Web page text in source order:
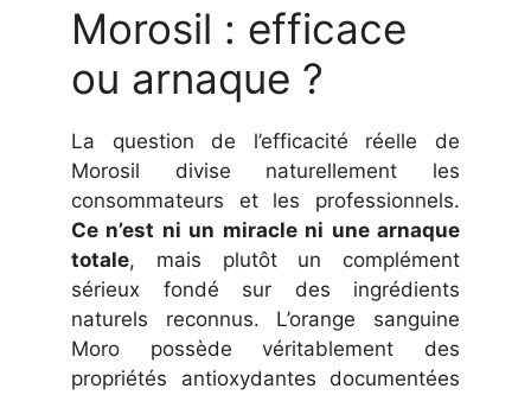
Morosil : efficace
ou arnaque ?
La question de l’efficacité réelle de
Morosil divise naturellement les
consommateurs et les professionnels.
Ce n’est ni un miracle ni une arnaque
totale, mais plutôt un complément
sérieux fondé sur des ingrédients
naturels reconnus. L’orange sanguine
Moro possède véritablement des
propriétés antioxydantes documentées